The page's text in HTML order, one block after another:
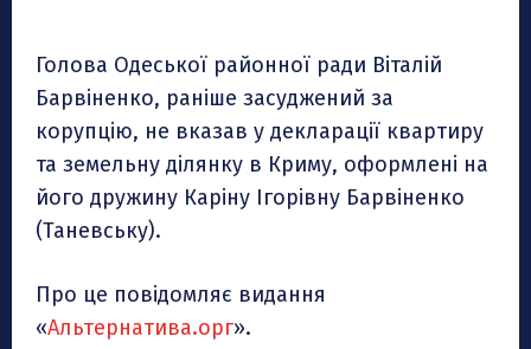
Голова Одеської районної ради Віталій
Барвіненко, раніше засуджений за
корупцію, не вказав у декларації квартиру
та земельну ділянку в Криму, оформлені на
його дружину Каріну Ігорівну Барвіненко
(Таневську).
Про це повідомляє видання
«Альтернатива.орг».